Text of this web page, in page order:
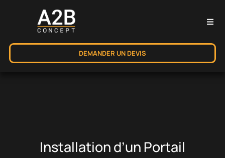
DEMANDER UN DEVIS
Installation d’un Portail